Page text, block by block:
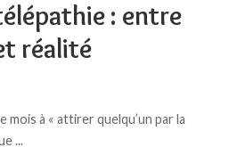
: entre
réalité
à « attirer quelqu’un par la
...